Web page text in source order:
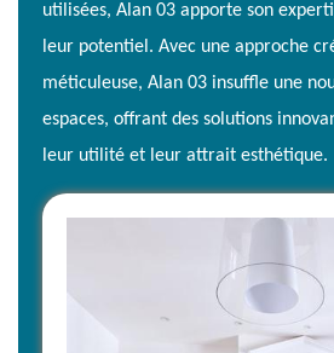
utilisées, Alan 03 apporte son
leur potentiel. Avec une approche
méticuleuse, Alan 03 insuffle une
espaces, offrant des solutions
leur utilité et leur attrait esthétique.